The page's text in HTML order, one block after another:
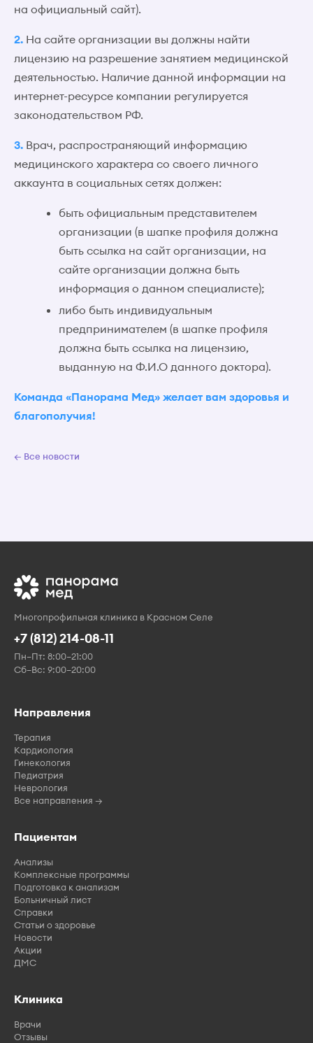
на официальный сайт).
2. На сайте организации вы должны найти
лицензию на разрешение занятием медицинской
деятельностью. Наличие данной информации на
интернет-ресурсе компании регулируется
законодательством РФ.
3. Врач, распространяющий информацию
медицинского характера со своего личного
аккаунта в социальных сетях должен:
быть официальным представителем
организации (в шапке профиля должна
быть ссылка на сайт организации, на
сайте организации должна быть
информация о данном специалисте);
либо быть индивидуальным
предпринимателем (в шапке профиля
должна быть ссылка на лицензию,
выданную на Ф.И.О данного доктора).
Команда «Панорама Мед» желает вам здоровья и
благополучия!
← Все новости
Многопрофильная клиника в Красном Селе
+7 (812) 214-08-11
Пн–Пт: 8:00–21:00
Сб–Вс: 9:00–20:00
Направления
Терапия
Кардиология
Гинекология
Педиатрия
Неврология
Все направления →
Пациентам
Анализы
Комплексные программы
Подготовка к анализам
Больничный лист
Справки
Статьи о здоровье
Новости
Акции
ДМС
Клиника
Врачи
Отзывы